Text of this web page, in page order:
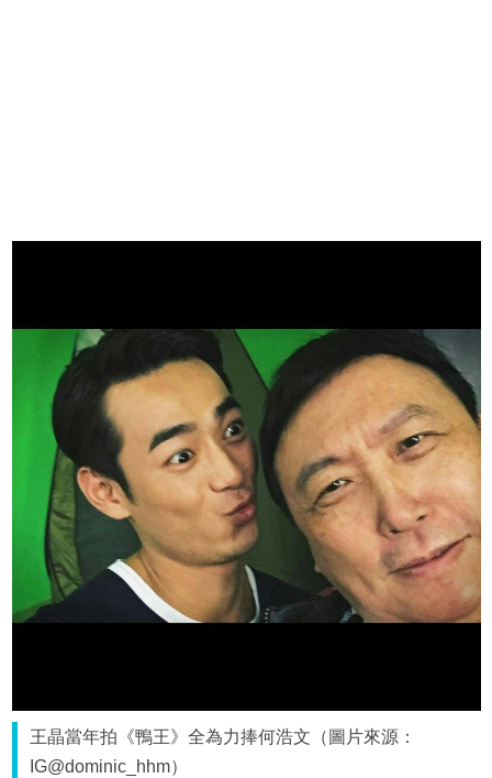
王晶當年拍《鴨王》全為力捧何浩文（圖片來源：
IG@dominic_hhm）